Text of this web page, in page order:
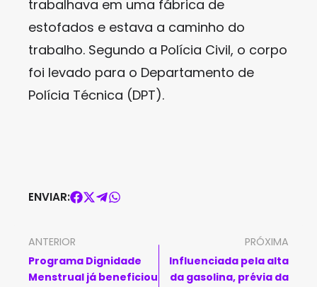
trabalhava em uma fábrica de
estofados e estava a caminho do
trabalho. Segundo a Polícia Civil, o corpo
foi levado para o Departamento de
Polícia Técnica (DPT).
ENVIAR:
ANTERIOR
Programa Dignidade
Menstrual já beneficiou
PRÓXIMA
Influenciada pela alta
da gasolina, prévia da